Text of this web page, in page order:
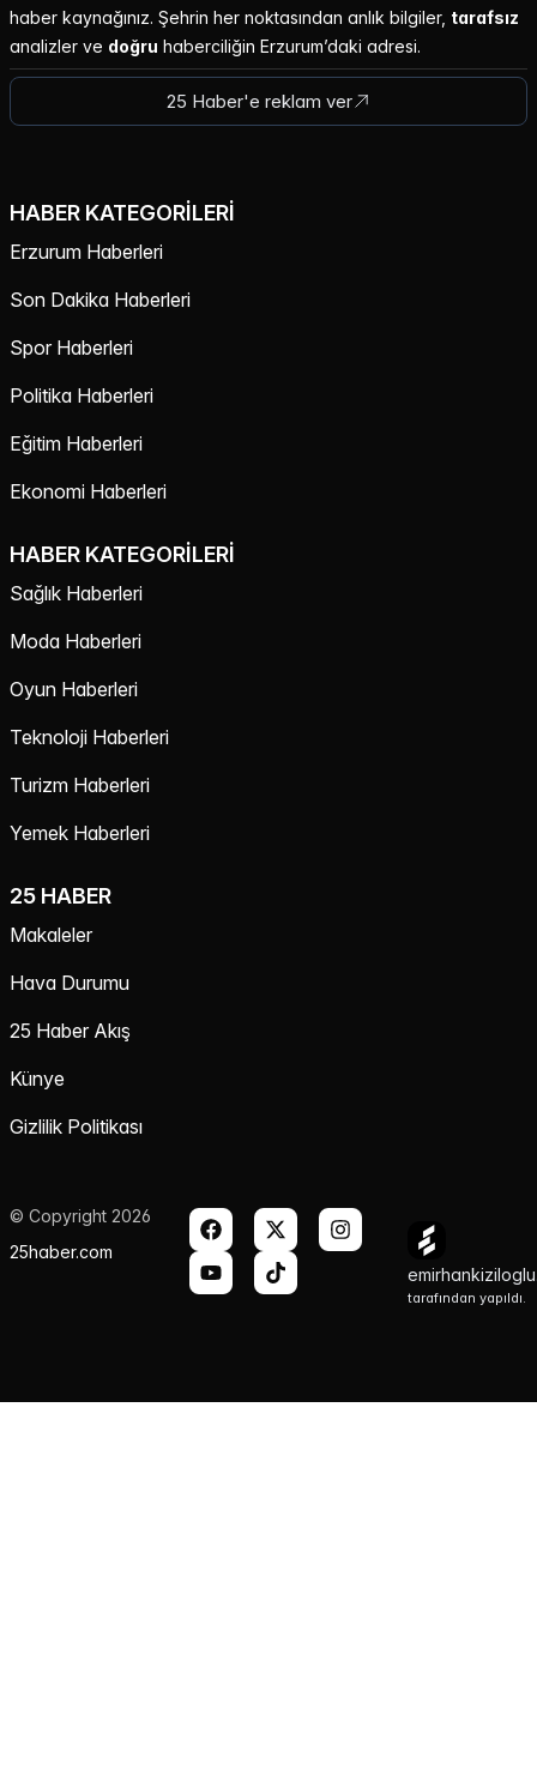
haber kaynağınız. Şehrin her noktasından anlık bilgiler, tarafsız
analizler ve doğru haberciliğin Erzurum’daki adresi.
25 Haber'e reklam ver
HABER KATEGORILERI
Erzurum Haberleri
Son Dakika Haberleri
Spor Haberleri
Politika Haberleri
Eğitim Haberleri
Ekonomi Haberleri
HABER KATEGORILERI
Sağlık Haberleri
Moda Haberleri
Oyun Haberleri
Teknoloji Haberleri
Turizm Haberleri
Yemek Haberleri
25 HABER
Makaleler
Hava Durumu
25 Haber Akış
Künye
Gizlilik Politikası
© Copyright 2026
25haber.com
tarafından yapıldı.